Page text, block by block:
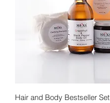
Hair and Body Bestseller Set